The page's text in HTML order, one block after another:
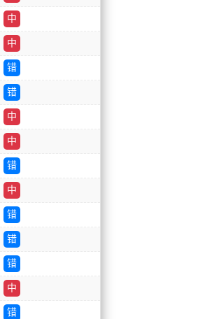
中
中
错
错
中
中
错
中
错
错
错
中
错